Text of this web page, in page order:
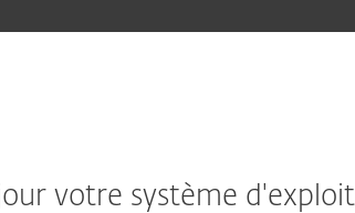
votre système